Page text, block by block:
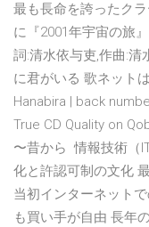
最も長命を誇ったク
に『2001年宇宙の旅
詞:清水依与吏,作曲:
に君がいる 歌ネット
Hanabira | back
True CD Quality on
〜昔から 情報技術（
化と許認可制の文化
当初インターネット
も買い手が自由 長年